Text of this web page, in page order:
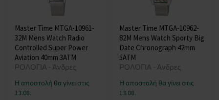
Master Time MTGA-10961-
32M Mens Watch Radio
Controlled Super Power
Aviation 40mm 3ATM
ΡΟΛΟΓΙΑ - Άνδρες
Η αποστολή θα γίνει στις
13.08.
Master Time MTGA-10962-
82M Mens Watch Sporty Big
Date Chronograph 42mm
5ATM
ΡΟΛΟΓΙΑ - Άνδρες
Η αποστολή θα γίνει στις
13.08.